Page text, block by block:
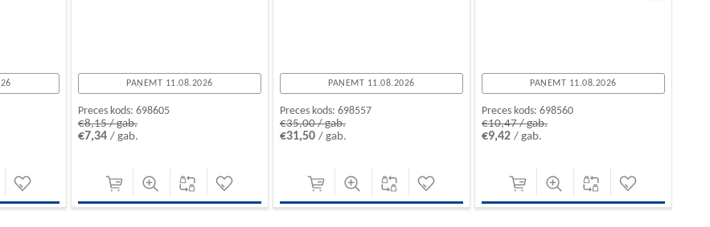
PAŅEMT 11.08.2026
Preces kods: 698605
€8,15 / gab.
€7,34 / gab.
PAŅEMT 11.08.2026
Preces kods: 698557
€35,00 / gab.
€31,50 / gab.
PAŅEMT 11.08.2026
Preces kods: 698560
€10,47 / gab.
€9,42 / gab.